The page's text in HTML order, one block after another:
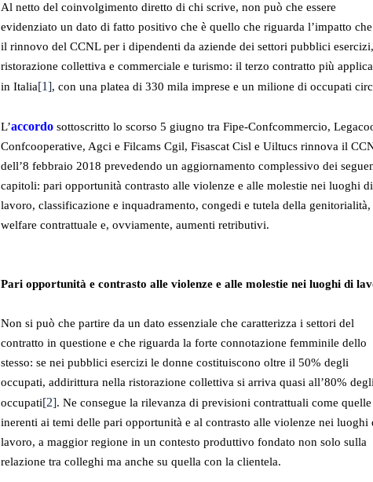
Al netto del coinvolgimento diretto di chi scrive, non può che essere
evidenziato un dato di fatto positivo che è quello che riguarda l’impatto
il rinnovo del CCNL per i dipendenti da aziende dei settori pubblici esercizi,
ristorazione collettiva e commerciale e turismo: il terzo contratto più
in Italia[1], con una platea di 330 mila imprese e un milione di occupati
L’accordo sottoscritto lo scorso 5 giugno tra Fipe-Confcommercio,
Confcooperative, Agci e Filcams Cgil, Fisascat Cisl e Uiltucs rinnova il
dell’8 febbraio 2018 prevedendo un aggiornamento complessivo dei
capitoli: pari opportunità contrasto alle violenze e alle molestie nei luoghi di
lavoro, classificazione e inquadramento, congedi e tutela della genitorialità,
welfare contrattuale e, ovviamente, aumenti retributivi.
Pari opportunità e contrasto alle violenze e alle molestie nei luoghi di
Non si può che partire da un dato essenziale che caratterizza i settori del
contratto in questione e che riguarda la forte connotazione femminile dello
stesso: se nei pubblici esercizi le donne costituiscono oltre il 50% degli
occupati, addirittura nella ristorazione collettiva si arriva quasi all’80%
occupati[2]. Ne consegue la rilevanza di previsioni contrattuali come quelle
inerenti ai temi delle pari opportunità e al contrasto alle violenze nei luoghi
lavoro, a maggior regione in un contesto produttivo fondato non solo sulla
relazione tra colleghi ma anche su quella con la clientela.